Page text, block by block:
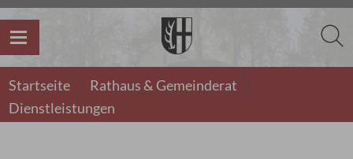
Startseite
Rathaus & Gemeinderat
Dienstleistungen